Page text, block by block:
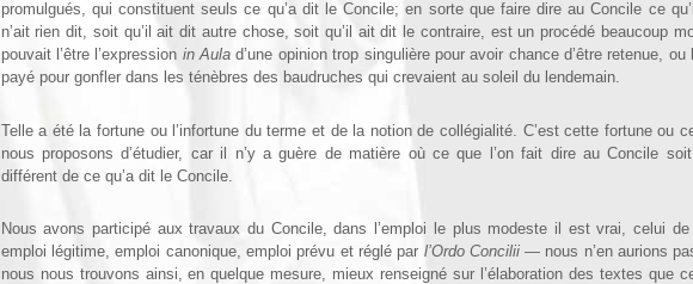
promulgués, qui constituent seuls ce qu’a dit le Concile; en sorte que faire dire au Concile ce
n’ait rien dit, soit qu’il ait dit autre chose, soit qu’il ait dit le contraire, est un procédé beaucoup
pouvait l’être l’expression in Aulad’une opinion trop singulière pour avoir chance d’être retenue, ou
payé pour gonfler dans les ténèbres des bau­druches qui crevaient au soleil du lendemain.
Telle a été la fortune ou l’infortune du terme et de la notion de collégialité. C’est cette fortune ou
nous proposons d’étudier, car il n’y a guère de matière où ce que l’on fait dire au Concile
différent de ce qu’a dit le Concile.
Nous avons participé aux travaux du Concile, dans l’emploi le plus modeste il est vrai, celui
emploi légitime, emploi canonique, emploi prévu et réglé par l’Ordo Concilii— nous n’en aurions
nous nous trouvons ainsi, en quelque mesure, mieux renseigné sur l’élaboration des textes que